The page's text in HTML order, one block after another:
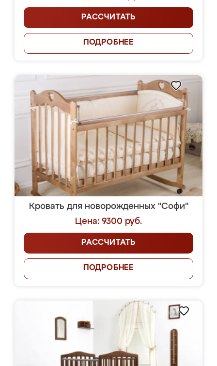
РАССЧИТАТЬ
ПОДРОБНЕЕ
Кровать для новорожденных "Софи"
Цена: 9300 руб.
РАССЧИТАТЬ
ПОДРОБНЕЕ